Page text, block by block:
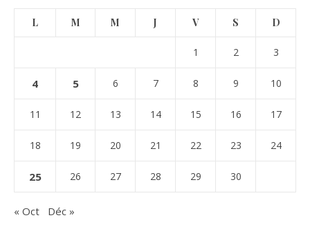
L M M J V S D
1 2 3
4 5 6 7 8 9 10
11 12 13 14 15 16 17
18 19 20 21 22 23 24
25 26 27 28 29 30
« Oct Déc »